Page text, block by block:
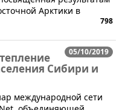
Арктики в
798
05/10/2019
Сибири и
международной сети